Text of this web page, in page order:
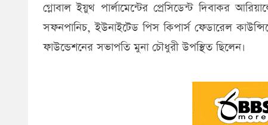
গ্লোবাল ইয়ুথ পার্লামেন্টের প্রেসিডেন্ট দিবাকর
সফনপানিচ, ইউনাইটেড পিস কিপার্স ফেডারেল
ফাউন্ডেশনের সভাপতি মুনা চৌধুরী উপস্থিত ছিলেন।